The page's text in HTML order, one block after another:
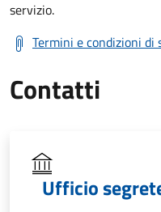
servizio.
Termini e condizioni di
Contatti
Ufficio